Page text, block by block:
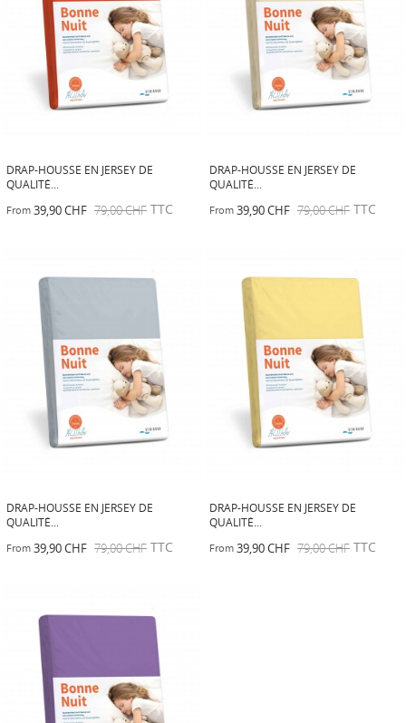
DRAP-HOUSSE EN JERSEY DE
QUALITÉ...
From 39,90 CHF 79,00 CHF TTC
DRAP-HOUSSE EN JERSEY DE
QUALITÉ...
From 39,90 CHF 79,00 CHF TTC
DRAP-HOUSSE EN JERSEY DE
QUALITÉ...
From 39,90 CHF 79,00 CHF TTC
DRAP-HOUSSE EN JERSEY DE
QUALITÉ...
From 39,90 CHF 79,00 CHF TTC